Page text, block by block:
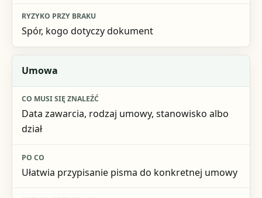
Spór, kogo dotyczy dokument
Umowa
Data zawarcia, rodzaj umowy, stanowisko albo
dział
Ułatwia przypisanie pisma do konkretnej umowy